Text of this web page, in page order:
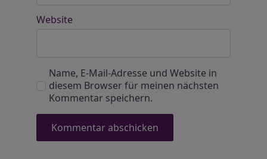
Website
Name, E-Mail-Adresse und Website in
diesem Browser für meinen nächsten
Kommentar speichern.